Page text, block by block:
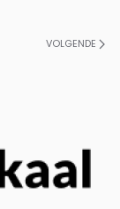
VOLGENDE